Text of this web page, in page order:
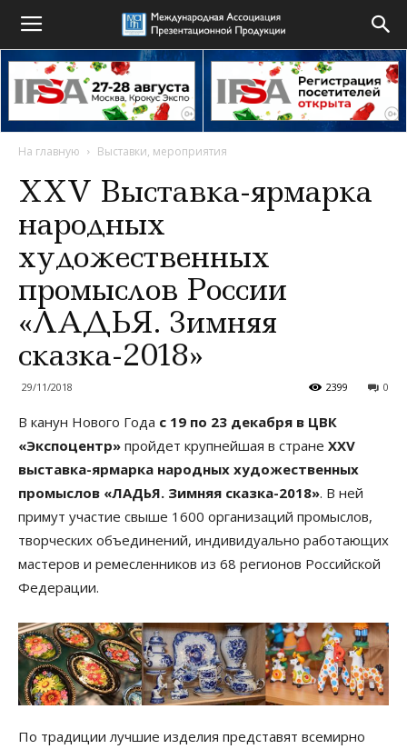
На главную Выставки, мероприятия
XXV Выставка-ярмарка
народных
художественных
промыслов России
«ЛАДЬЯ. Зимняя
сказка-2018»
29/11/2018 0
2399
В канун Нового Года с 19 по 23 декабря в ЦВК
«Экспоцентр» пройдет крупнейшая в стране XXV
выставка-ярмарка народных художественных
промыслов «ЛАДЬЯ. Зимняя сказка-2018». В ней
примут участие свыше 1600 организаций промыслов,
творческих объединений, индивидуально работающих
мастеров и ремесленников из 68 регионов Российской
Федерации.
По традиции лучшие изделия представят всемирно